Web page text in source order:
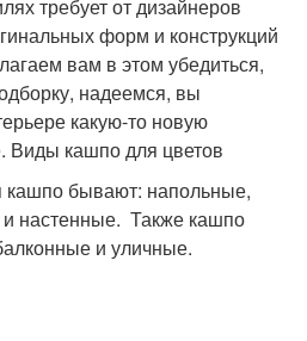
требует от дизайнеров
форм и конструкций
вам в этом убедиться,
надеемся, вы
какую-то новую
Виды кашпо для цветов
бывают: напольные,
настенные. Также кашпо
и уличные.